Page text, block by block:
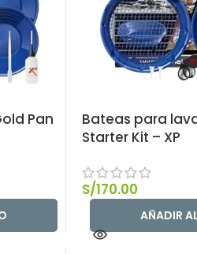
Pan
Bateas para
Starter Kit – XP
S/170.00
AÑADIR